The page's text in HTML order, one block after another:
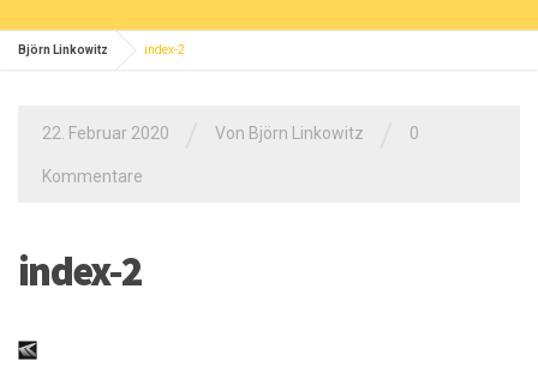
Björn Linkowitz index-2
22. Februar 2020 Von Björn Linkowitz 0
Kommentare
index-2